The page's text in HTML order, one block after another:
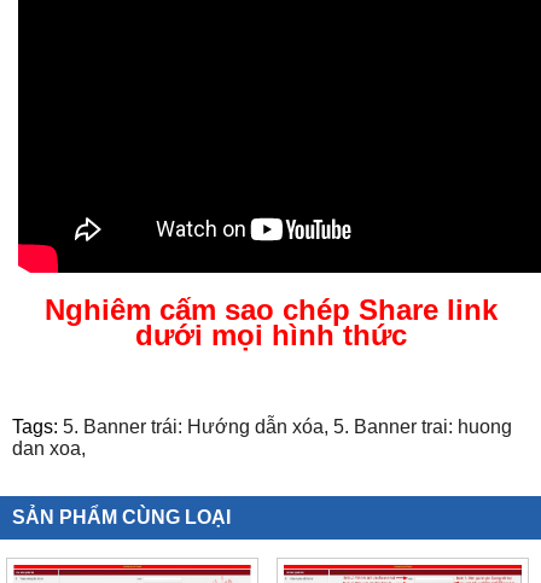
Nghiêm cấm sao chép Share link
dưới mọi hình thức
Tags: 5. Banner trái: Hướng dẫn xóa, 5. Banner trai: huong
dan xoa,
SẢN PHẨM CÙNG LOẠI